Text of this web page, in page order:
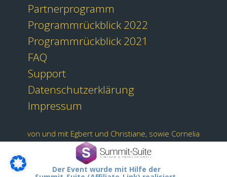
Partnerprogramm
Programmrückblick 2022
Programmrückblick 2021
FAQ
Support
Datenschutzerklärung
Impressum
von und mit Egbert und Christiane, sowie Cornelia
Der Event wurde mit Hilfe der